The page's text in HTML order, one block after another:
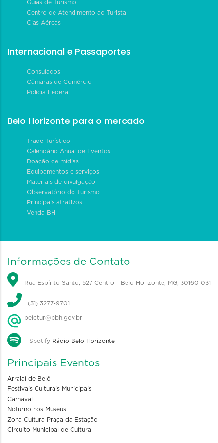
Guias de Turismo
Centro de Atendimento ao Turista
Cias Aéreas
Internacional e Passaportes
Consulados
Câmaras de Comércio
Polícia Federal
Belo Horizonte para o mercado
Trade Turístico
Calendário Anual de Eventos
Doação de mídias
Equipamentos e serviços
Materiais de divulgação
Observatório do Turismo
Principais atrativos
Venda BH
Informações de Contato
Rua Espírito Santo, 527 Centro - Belo Horizonte, MG, 30160-031
(31) 3277-9701
belotur@pbh.gov.br
Spotify Rádio Belo Horizonte
Principais Eventos
Arraial de Belô
Festivais Culturais Municipais
Carnaval
Noturno nos Museus
Zona Cultura Praça da Estação
Circuito Municipal de Cultura